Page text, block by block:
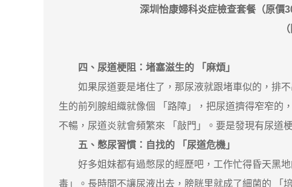
深圳怡康婦科炎症檢查套餐（原價
四、尿道梗阻：堵塞滋生的 「麻煩」
如果尿道要是堵住了，那尿液就跟堵車似的，排不
生的前列腺組織就像個 「路障」，把尿道擠得窄窄的
不暢，尿道炎就會頻繁來 「敲門」。要是發現有尿道
五、憋尿習慣：自找的 「尿道危機」
好多姐妹都有過憋尿的經歷吧，工作忙得昏天黑地
毒」。長時間不讓尿液出去，膀胱里就成了細菌的 「